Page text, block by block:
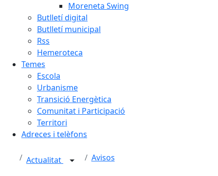
Moreneta Swing
Butlletí digital
Butlletí municipal
Rss
Hemeroteca
Temes
Escola
Urbanisme
Transició Energètica
Comunitat i Participació
Territori
Adreces i telèfons
Actualitat Avisos